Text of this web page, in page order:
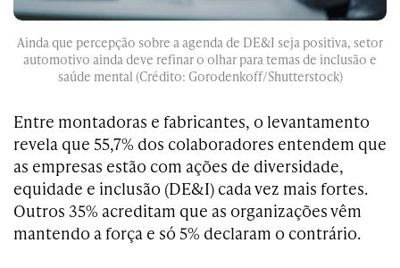
Ainda que percepção sobre a agenda de DE&I seja positiva, setor
automotivo ainda deve refinar o olhar para temas de inclusão e
saúde mental (Crédito: Gorodenkoff/Shutterstock)
Entre montadoras e fabricantes, o levantamento
revela que 55,7% dos colaboradores entendem que
as empresas estão com ações de diversidade,
equidade e inclusão (DE&I) cada vez mais fortes.
Outros 35% acreditam que as organizações vêm
mantendo a força e só 5% declaram o contrário.